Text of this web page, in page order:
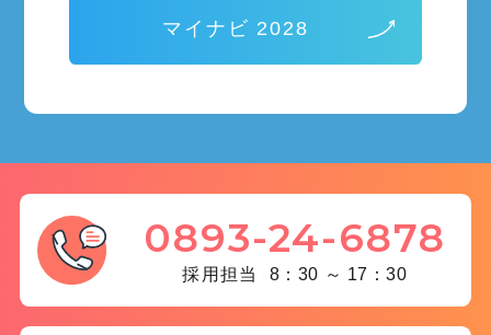
マイナビ 2028
0893-24-6878
採用担当 8：30 ～ 17：30